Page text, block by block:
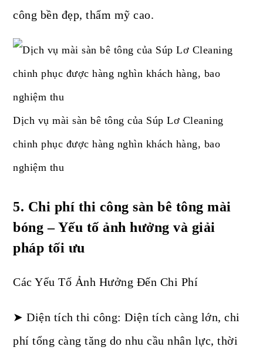
công bền đẹp, thẩm mỹ cao.
Dịch vụ mài sàn bê tông của Súp Lơ Cleaning
chinh phục được hàng nghìn khách hàng, bao
nghiệm thu
5. Chi phí thi công sàn bê tông mài
bóng – Yếu tố ảnh hưởng và giải
pháp tối ưu
Các Yếu Tố Ảnh Hưởng Đến Chi Phí
➤ Diện tích thi công: Diện tích càng lớn, chi
phí tổng càng tăng do nhu cầu nhân lực, thời